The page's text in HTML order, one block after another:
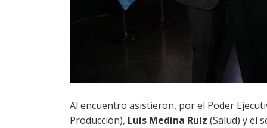
Al encuentro asistieron, por el Poder
Producción), Luis Medina Ruiz (Salud) y el